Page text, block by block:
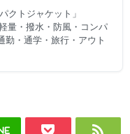
クトジャケット」
量・撥水・防風・コンパ
勤・通学・旅行・アウト